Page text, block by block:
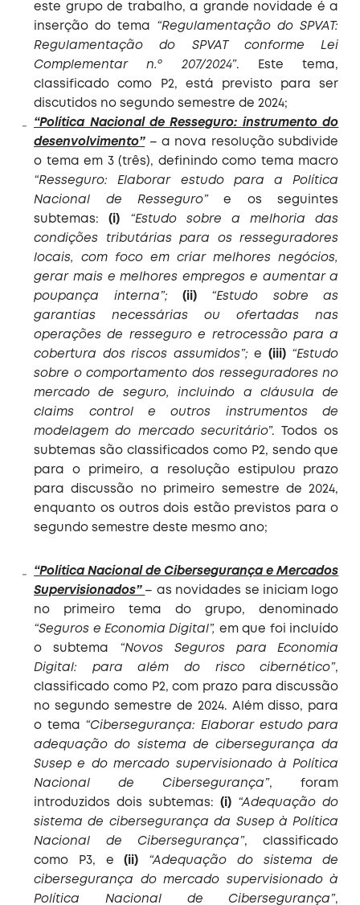
este grupo de trabalho, a grande novidade é a
inserção do tema “Regulamentação do SPVAT:
Regulamentação do SPVAT conforme Lei
Complementar n.º 207/2024”. Este tema,
classificado como P2, está previsto para ser
discutidos no segundo semestre de 2024;
“Política Nacional de Resseguro: instrumento do
desenvolvimento”– a nova resolução subdivide
o tema em 3 (três), definindo como tema macro
“Resseguro: Elaborar estudo para a Política
Nacional de Resseguro” e os seguintes
subtemas:(i)
“Estudo sobre a melhoria das
condições tributárias para os resseguradores
locais, com foco em criar melhores negócios,
gerar mais e melhores empregos e aumentar a
poupança interna”;
(ii)
“Estudo sobre as
garantias necessárias ou ofertadas nas
operações de resseguro e retrocessão para a
cobertura dos riscos assumidos”; e (iii) “Estudo
sobre o comportamento dos resseguradores no
mercado de seguro, incluindo a cláusula de
claims control e outros instrumentos de
modelagem do mercado securitário”. Todos os
subtemas são classificados como P2, sendo que
para o primeiro, a resolução estipulou prazo
para discussão no primeiro semestre de 2024,
enquanto os outros dois estão previstos para o
segundo semestre deste mesmo ano;
“Política Nacional de Cibersegurança e Mercados
Supervisionados” – as novidades se iniciam logo
no primeiro tema do grupo, denominado
“Seguros e Economia Digital”, em que foi incluído
o subtema “Novos Seguros para Economia
Digital: para além do risco cibernético”,
classificado como P2, com prazo para discussão
no segundo semestre de 2024. Além disso, para
o tema “Cibersegurança: Elaborar estudo para
adequação do sistema de cibersegurança da
Susep e do mercado supervisionado à Política
Nacional de Cibersegurança”, foram
introduzidos dois subtemas:(i)
“Adequação do
sistema de cibersegurança da Susep à Política
Nacional de Cibersegurança”, classificado
como P3, e(ii)
“Adequação do sistema de
cibersegurança do mercado supervisionado à
Política Nacional de Cibersegurança”,